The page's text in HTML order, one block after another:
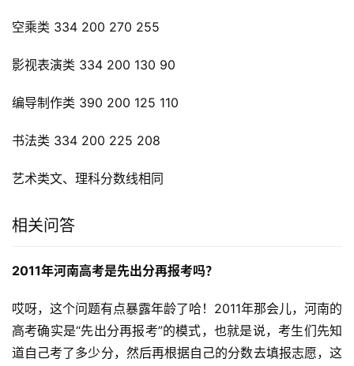
空乘类 334 200 270 255
影视表演类 334 200 130 90
编导制作类 390 200 125 110
书法类 334 200 225 208
艺术类文、理科分数线相同
相关问答
2011年河南高考是先出分再报考吗？
哎呀，这个问题有点暴露年龄了哈！2011年那会儿，河南的
高考确实是“先出分再报考”的模式，也就是说，考生们先知
道自己考了多少分，然后再根据自己的分数去填报志愿，这